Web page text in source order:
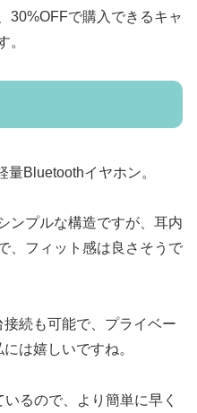
30%OFFで購入できるキャ
。
Bluetoothイヤホン。
ンプルな構造ですが、耳内
、フィット感は良さそうで
続も可能で、プライベー
は嬉しいですね。
るので、より簡単に早く